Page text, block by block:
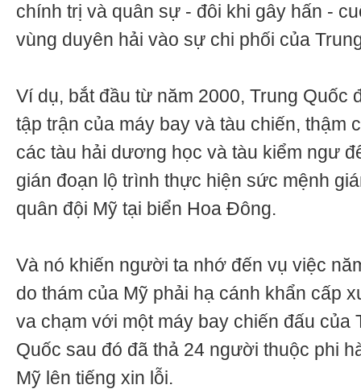
chính trị và quân sự - đôi khi gây hấn -
vùng duyên hải vào sự chi phối của
Ví dụ, bắt đầu từ năm 2000, Trung Quốc
tập trận của máy bay và tàu chiến, thậm
các tàu hải dương học và tàu kiểm ngư
gián đoạn lộ trình thực hiện sức mệnh
quân đội Mỹ tại biển Hoa Đông.
Và nó khiến người ta nhớ đến vụ việc
do thám của Mỹ phải hạ cánh khẩn cấp
va chạm với một máy bay chiến đấu của
Quốc sau đó đã thả 24 người thuộc phi
Mỹ lên tiếng xin lỗi.